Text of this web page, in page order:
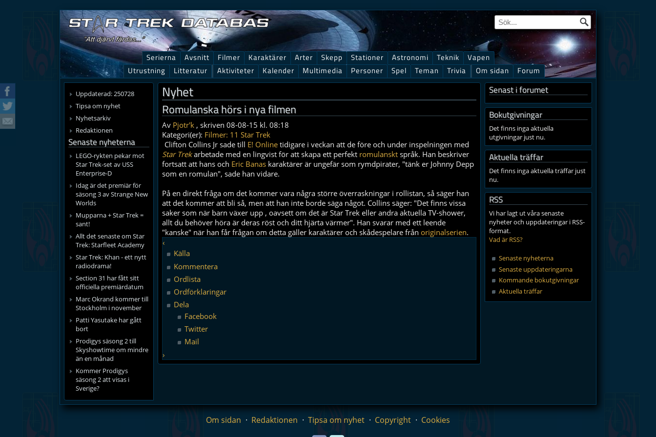
Uppdaterad: 250728
Tipsa om nyhet
Nyhetsarkiv
Redaktionen
Senaste nyheterna
LEGO-rykten pekar mot
Star Trek-set av USS
Enterprise-D
Idag är det premiär för
säsong 3 av Strange New
Worlds
Mupparna + Star Trek =
sant!
Allt det senaste om Star
Trek: Starfleet Academy
Star Trek: Khan - ett nytt
radiodrama!
Section 31 har fått sitt
officiella premiärdatum
Marc Okrand kommer till
Stockholm i november
Patti Yasutake har gått
bort
Prodigys säsong 2 till
Skyshowtime om mindre
än en månad
Kommer Prodigys
säsong 2 att visas i
Sverige?
Nyhet
Romulanska hörs i nya filmen
Av Pjotr'k , skriven 08-08-15 kl. 08:18
Kategori(er): Filmer: 11 Star Trek
Clifton Collins Jr sade till E! Online tidigare i veckan att de före och under inspelningen med
Star Trekarbetade med en lingvist för att skapa ett perfekt romulanskt språk. Han beskriver
fortsatt att hans och Eric Banas karaktärer är ungefär som rymdpirater, "tänk er Johnny Depp
som en romulan", sade han vidare.
På en direkt fråga om det kommer vara några större överraskningar i rollistan, så säger han
att det kommer att bli så, men att han inte borde säga något. Collins säger: "Det finns vissa
saker som när barn växer upp , oavsett om det är Star Trek eller andra aktuella TV-shower,
allt du behöver höra är deras röst och ditt hjärta värmer". Han svarar med ett leende
"kanske" när han får frågan om detta gäller karaktärer och skådespelare från originalserien.
‹
Källa
Kommentera
Ordlista
Ordförklaringar
Dela
Facebook
Twitter
Mail
›
Senast i forumet
Bokutgivningar
Det finns inga aktuella
utgivningar just nu.
Aktuella träffar
Det finns inga aktuella träffar just
nu.
RSS
Vi har lagt ut våra senaste
nyheter och uppdateringar i RSS-
format.
Vad är RSS?
Senaste nyheterna
Senaste uppdateringarna
Kommande bokutgivningar
Aktuella träffar
Serierna Avsnitt Filmer Karaktärer Arter Skepp Stationer Astronomi Teknik
Vapen
Utrustning
Litteratur Aktiviteter Kalender Multimedia Personer Spel Teman Trivia Om sidan Forum
Om sidan Redaktionen Tipsa om nyhet Copyright Cookies